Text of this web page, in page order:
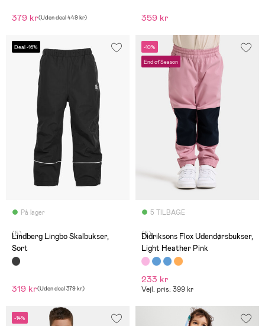
379 kr(Uden deal449 kr) 359 kr
Deal -16%
På lager
(5)
Lindberg Lingbo Skalbukser,
Sort
319 kr(Uden deal379 kr)
-10%
End of Season
5 TILBAGE
(5)
Didriksons Flox Udendørsbukser,
Light Heather Pink
233 kr
Vejl. pris: 399 kr
-14%